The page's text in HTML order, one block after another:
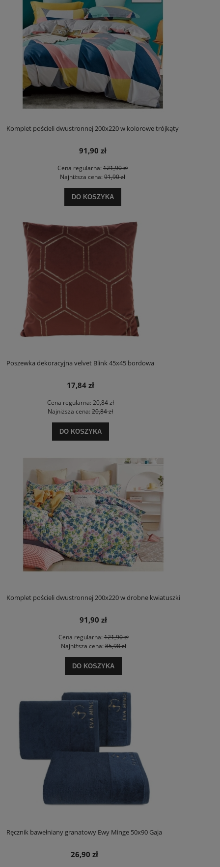
Komplet pościeli dwustronnej 200x220 w kolorowe trójkąty
91,90 zł
Cena regularna: 121,90 zł
Najniższa cena: 91,90 zł
DO KOSZYKA
Poszewka dekoracyjna velvet Blink 45x45 bordowa
17,84 zł
Cena regularna:20,84 zł
Najniższa cena: 20,84 zł
DO KOSZYKA
Komplet pościeli dwustronnej 200x220 w drobne kwiatuszki
91,90 zł
Cena regularna:121,90 zł
Najniższa cena:85,98 zł
DO KOSZYKA
Ręcznik bawełniany granatowy Ewy Minge 50x90 Gaja
26,90 zł